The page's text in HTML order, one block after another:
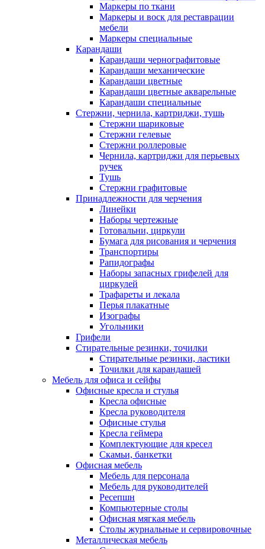
Маркеры по ткани
Маркеры и воск для реставрации
мебели
Маркеры специальные
Карандаши
Карандаши чернографитовые
Карандаши механические
Карандаши цветные
Карандаши цветные акварельные
Карандаши специальные
Стержни, чернила, картриджи, тушь
Стержни шариковые
Стержни гелевые
Стержни роллеровые
Чернила, картриджи для перьевых
ручек
Тушь
Стержни графитовые
Принадлежности для черчения
Линейки
Наборы чертежные
Готовальни, циркули
Бумага для рисования и черчения
Транспортиры
Рапидографы
Наборы запасных грифелей для
циркулей
Трафареты и лекала
Перья плакатные
Изографы
Угольники
Грифели
Стирательные резинки, точилки
Стирательные резинки, ластики
Точилки для карандашей
Мебель для офиса и сейфы
Офисные кресла и стулья
Кресла офисные
Кресла руководителя
Офисные стулья
Кресла геймера
Комплектующие для кресел
Скамьи, банкетки
Офисная мебель
Мебель для персонала
Мебель для руководителей
Ресепшн
Компьютерные столы
Офисная мягкая мебель
Столы журнальные и сервировочные
Металлическая мебель